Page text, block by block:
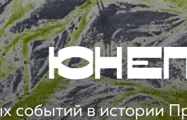
ЮНЕП
событий в